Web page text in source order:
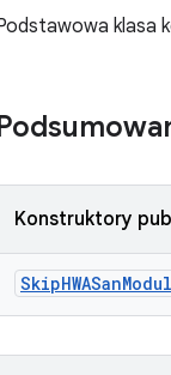
klasa
Konstruktory
SkipHWASan